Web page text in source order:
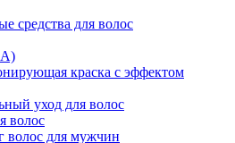
средства для волос
краска с эффектом
уход для волос
волос
волос для мужчин